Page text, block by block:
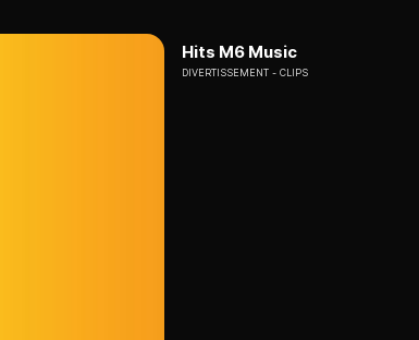
Hits M6 Music
DIVERTISSEMENT CLIPS